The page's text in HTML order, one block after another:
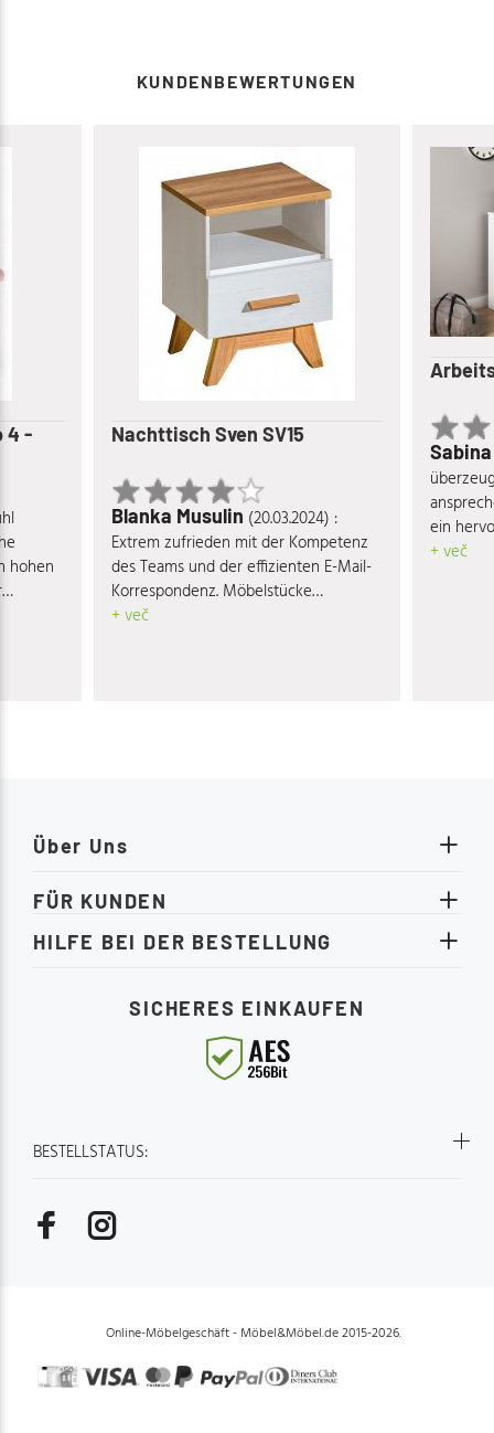
KUNDENBEWERTUNGEN
4 -
hohen
Nachttisch Sven SV15
Blanka Musulin (20.03.2024) :
Extrem zufrieden mit der Kompetenz
des Teams und der effizienten E-Mail-
Korrespondenz. Möbelstücke
entsprechen voll und ganz den
+ več
ein
+ več
BESTELLSTATUS:
Über Uns
FÜR KUNDEN
HILFE BEI DER BESTELLUNG
SICHERES EINKAUFEN
Online-Möbelgeschäft - Möbel&Möbel.de 2015-2026.